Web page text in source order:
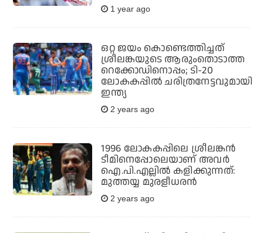
1 year ago
ഒറ്റ ജയം കൊണ്ടെത്തിച്ചത്
ശ്രീലങ്കയുടെ ആരുംതൊടാത്ത
റെക്കോഡിനൊപ്പം; ടി-20
ലോകകപ്പിൽ ചരിത്രനേട്ടവുമായി
ഇന്ത്യ
2 years ago
1996 ലോകകപ്പിലെ ശ്രീലങ്കൻ
ടീമിനെപ്പോലെയാണ് അവർ
ഐ.പി.എല്ലിൽ കളിക്കുന്നത്:
മുത്തയ്യ മുരളീധരൻ
2 years ago